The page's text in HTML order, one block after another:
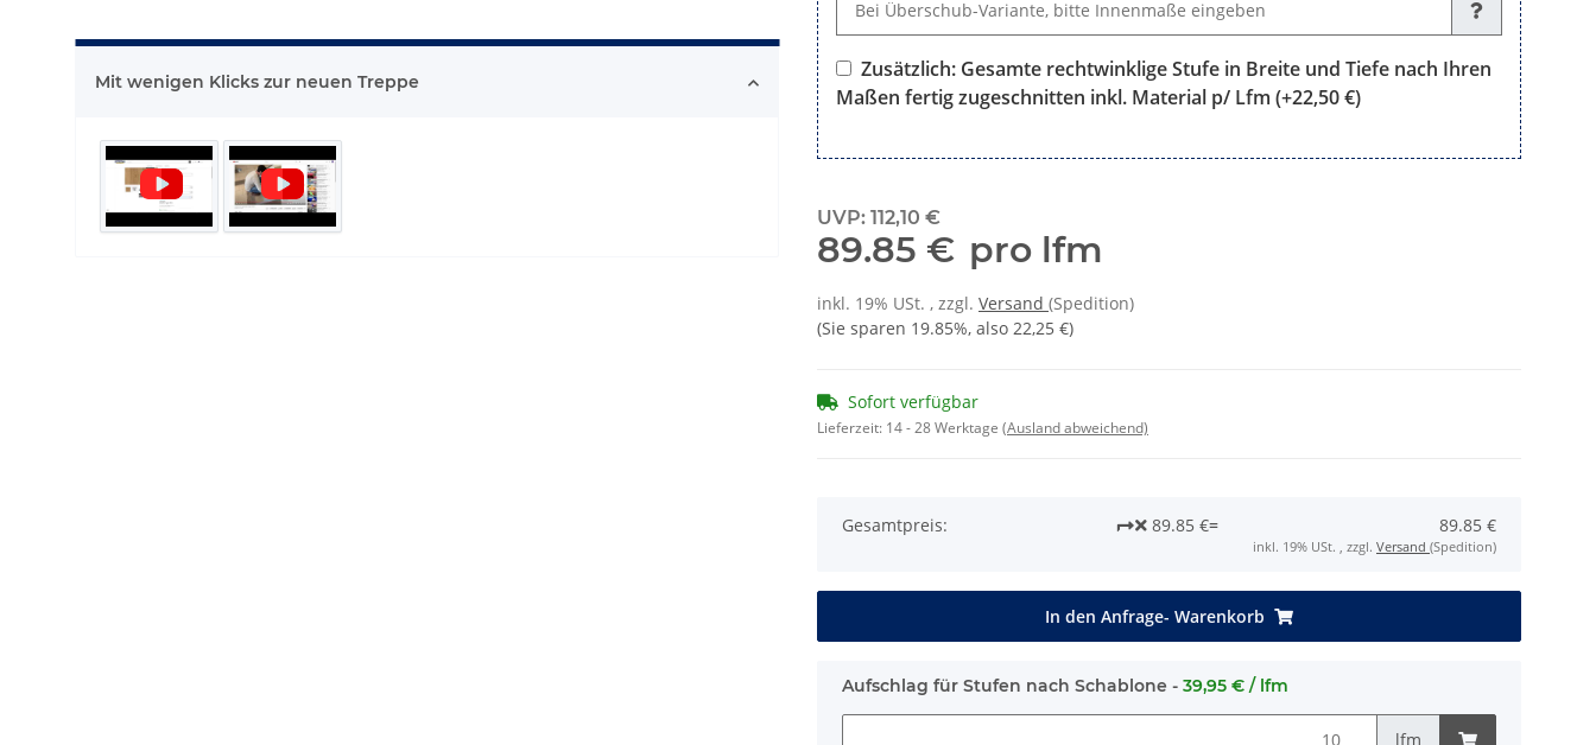
Mit wenigen Klicks zur neuen Treppe
Zusätzlich: Gesamte rechtwinklige Stufe in Breite und Tiefe nach Ihren
Maßen fertig zugeschnitten inkl. Material p/ Lfm (+22,50 €)
Zusätzlich: Gesamte rechtwinklige Stufe in Breite und Tiefe nach Ihren Maßen fertig
UVP: 112,10 €
89.85 € pro lfm
inkl. 19% USt. , zzgl. Versand (Spedition)
(Sie sparen 19.85%, also 22,25 €)
Sofort verfügbar
Lieferzeit: 14 - 28 Werktage (Ausland abweichend)
Gesamtpreis: 89.85 €= 89.85 €
inkl. 19% USt. , zzgl. Versand (Spedition)
In den Anfrage- Warenkorb
Aufschlag für Stufen nach Schablone - 39,95 € / lfm
lfm